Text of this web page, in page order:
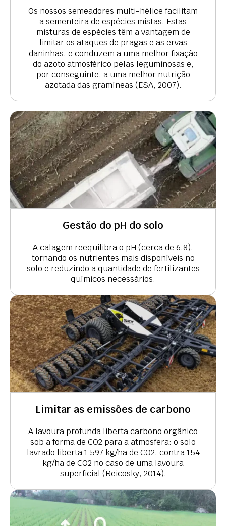
Os nossos semeadores multi-hélice facilitam
a sementeira de espécies mistas. Estas
misturas de espécies têm a vantagem de
limitar os ataques de pragas e as ervas
daninhas, e conduzem a uma melhor fixação
do azoto atmosférico pelas leguminosas e,
por conseguinte, a uma melhor nutrição
azotada das gramíneas (ESA, 2007).
Gestão do pH do solo
A calagem reequilibra o pH (cerca de 6,8),
tornando os nutrientes mais disponíveis no
solo e reduzindo a quantidade de fertilizantes
químicos necessários.
Limitar as emissões de carbono
A lavoura profunda liberta carbono orgânico
sob a forma de CO2 para a atmosfera: o solo
lavrado liberta 1 597 kg/ha de CO2, contra 154
kg/ha de CO2 no caso de uma lavoura
superficial (Reicosky, 2014).